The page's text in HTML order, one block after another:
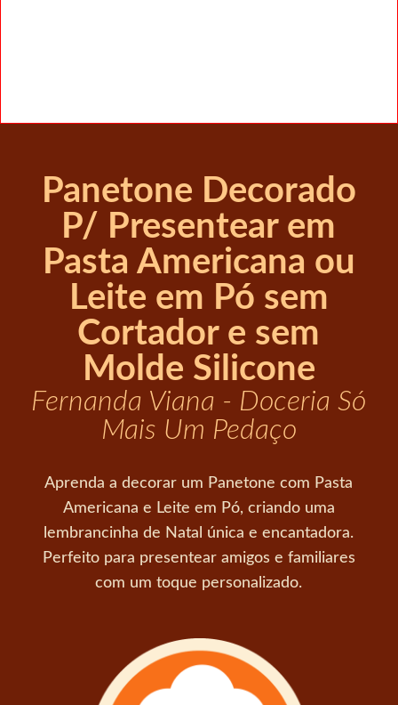
Panetone Decorado
P/ Presentear em
Pasta Americana ou
Leite em Pó sem
Cortador e sem
Molde Silicone
Fernanda Viana - Doceria Só
Mais Um Pedaço
Aprenda a decorar um Panetone com Pasta
Americana e Leite em Pó, criando uma
lembrancinha de Natal única e encantadora.
Perfeito para presentear amigos e familiares
com um toque personalizado.